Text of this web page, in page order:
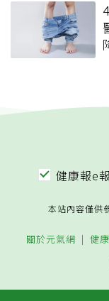
健康報e報
本站內容僅供
關於元氣網 健